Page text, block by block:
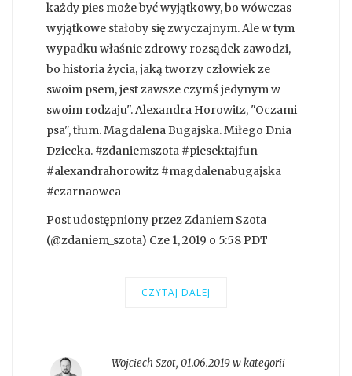
każdy pies może być wyjątkowy, bo wówczas
wyjątkowe stałoby się zwyczajnym. Ale w tym
wypadku właśnie zdrowy rozsądek zawodzi,
bo historia życia, jaką tworzy człowiek ze
swoim psem, jest zawsze czymś jedynym w
swoim rodzaju". Alexandra Horowitz, "Oczami
psa", tłum. Magdalena Bugajska. Miłego Dnia
Dziecka. #zdaniemszota #piesektajfun
#alexandrahorowitz #magdalenabugajska
#czarnaowca
Post udostępniony przez Zdaniem Szota
(@zdaniem_szota) Cze 1, 2019 o 5:58 PDT
CZYTAJ DALEJ
Wojciech Szot, 01.06.2019 w kategorii